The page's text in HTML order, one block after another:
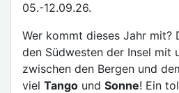
05.-12.09.26.
Wer kommt dieses Jahr mit?
den Südwesten der Insel mit
zwischen den Bergen und
viel Tango und Sonne! Ein